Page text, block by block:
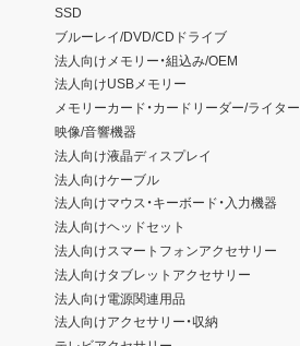
SSD
ブルーレイ/DVD/CDドライブ
法人向けメモリー・組込み/OEM
法人向けUSBメモリー
メモリーカード・カードリーダー/ライター
映像/音響機器
法人向け液晶ディスプレイ
法人向けケーブル
法人向けマウス・キーボード・入力機器
法人向けヘッドセット
法人向けスマートフォンアクセサリー
法人向けタブレットアクセサリー
法人向け電源関連用品
法人向けアクセサリー・収納